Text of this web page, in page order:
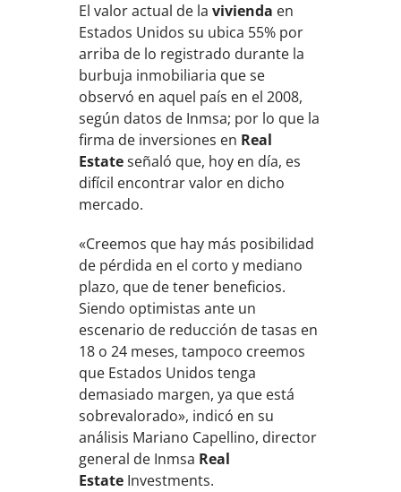
El valor actual de lavivienda en
Estados Unidos su ubica 55% por
arriba de lo registrado durante la
burbuja inmobiliaria que se
observó en aquel país en el 2008,
según datos de Inmsa; por lo que la
firma de inversiones en Real
Estateseñaló que, hoy en día, es
difícil encontrar valor en dicho
mercado.
«Creemos que hay más posibilidad
de pérdida en el corto y mediano
plazo, que de tener beneficios.
Siendo optimistas ante un
escenario de reducción de tasas en
18 o 24 meses, tampoco creemos
que Estados Unidos tenga
demasiado margen, ya que está
sobrevalorado», indicó en su
análisis Mariano Capellino, director
general de Inmsa Real
Estate Investments.